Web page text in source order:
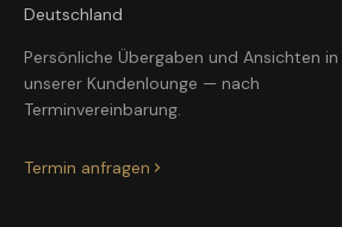
Deutschland
Persönliche Übergaben und Ansichten in
unserer Kundenlounge — nach
Terminvereinbarung.
Termin anfragen